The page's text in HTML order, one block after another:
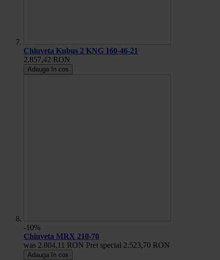
Chiuveta Kubus 2 KNG 160-46-21
2.857,42 RON
Adauga în cos
-10%
Chiuveta MRX 210-70
was 2.804,11 RON Pret special 2.523,70 RON
Adauga în cos